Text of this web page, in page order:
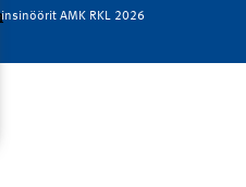
AMK RKL 2026